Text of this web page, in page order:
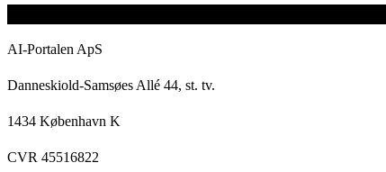
AI-Portalen ApS
Danneskiold-Samsøes Allé 44, st. tv.
1434 København K
CVR 45516822